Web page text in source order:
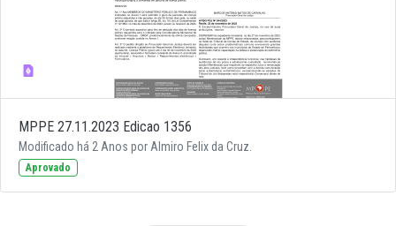
MPPE 27.11.2023 Edicao 1356
Modificado há 2 Anos por Almiro Felix da Cruz.
Aprovado